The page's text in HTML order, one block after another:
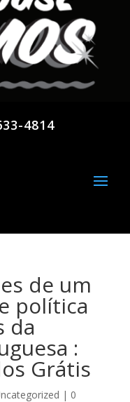
4814
de um
política
da
:
Grátis
| 0